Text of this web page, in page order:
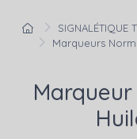
SIGNALÉTIQUE
Marqueurs